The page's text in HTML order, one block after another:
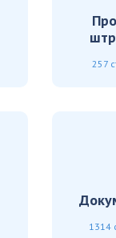
257
1314